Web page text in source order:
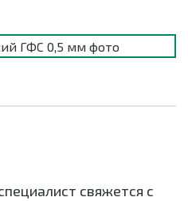
свяжется с